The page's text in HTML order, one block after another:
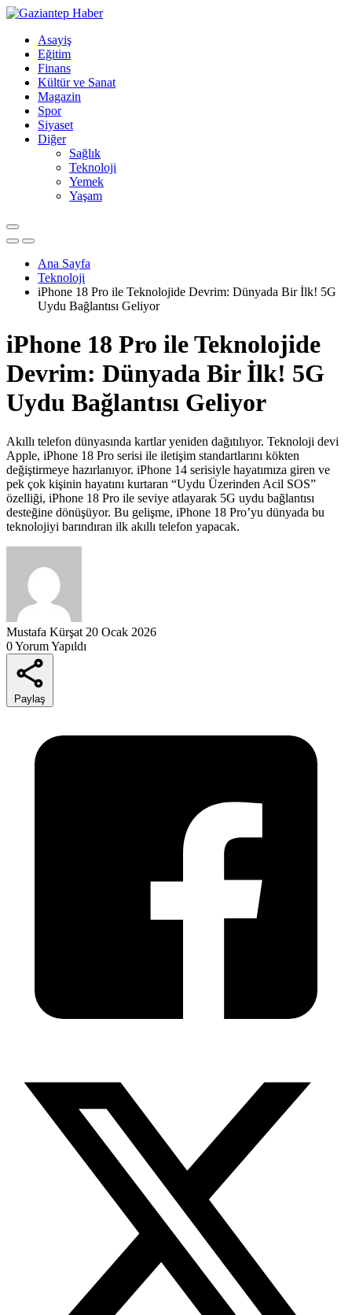
Asayiş
Eğitim
Finans
Kültür ve Sanat
Magazin
Spor
Siyaset
Diğer
Sağlık
Teknoloji
Yemek
Yaşam
Ana Sayfa
Teknoloji
iPhone 18 Pro ile Teknolojide Devrim: Dünyada Bir İlk! 5G
Uydu Bağlantısı Geliyor
iPhone 18 Pro ile Teknolojide
Devrim: Dünyada Bir İlk! 5G
Uydu Bağlantısı Geliyor
Akıllı telefon dünyasında kartlar yeniden dağıtılıyor. Teknoloji devi
Apple, iPhone 18 Pro serisi ile iletişim standartlarını kökten
değiştirmeye hazırlanıyor. iPhone 14 serisiyle hayatımıza giren ve
pek çok kişinin hayatını kurtaran “Uydu Üzerinden Acil SOS”
özelliği, iPhone 18 Pro ile seviye atlayarak 5G uydu bağlantısı
desteğine dönüşüyor. Bu gelişme, iPhone 18 Pro’yu dünyada bu
teknolojiyi barındıran ilk akıllı telefon yapacak.
Mustafa Kürşat 20 Ocak 2026
0 Yorum Yapıldı
Paylaş